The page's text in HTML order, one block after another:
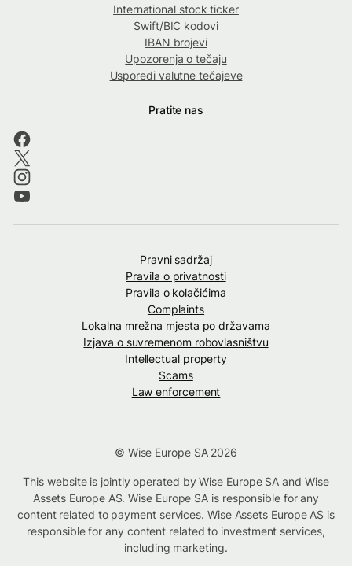
International stock ticker
Swift/BIC kodovi
IBAN brojevi
Upozorenja o tečaju
Usporedi valutne tečajeve
Pratite nas
Pravni sadržaj
Pravila o privatnosti
Pravila o kolačićima
Complaints
Lokalna mrežna mjesta po državama
Izjava o suvremenom robovlasništvu
Intellectual property
Scams
Law enforcement
© Wise Europe SA 2026
This website is jointly operated by Wise Europe SA and Wise
Assets Europe AS. Wise Europe SA is responsible for any
content related to payment services. Wise Assets Europe AS is
responsible for any content related to investment services,
including marketing.